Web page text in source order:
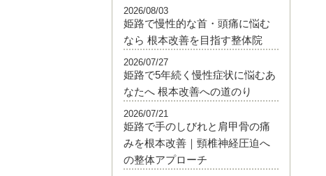
姫路で慢性的な首・頭痛に悩む
なら 根本改善を目指す整体院
2026/08/03
姫路で5年続く慢性症状に悩むあ
なたへ 根本改善への道のり
2026/07/27
姫路で手のしびれと肩甲骨の痛
みを根本改善｜頸椎神経圧迫へ
の整体アプローチ
2026/07/21